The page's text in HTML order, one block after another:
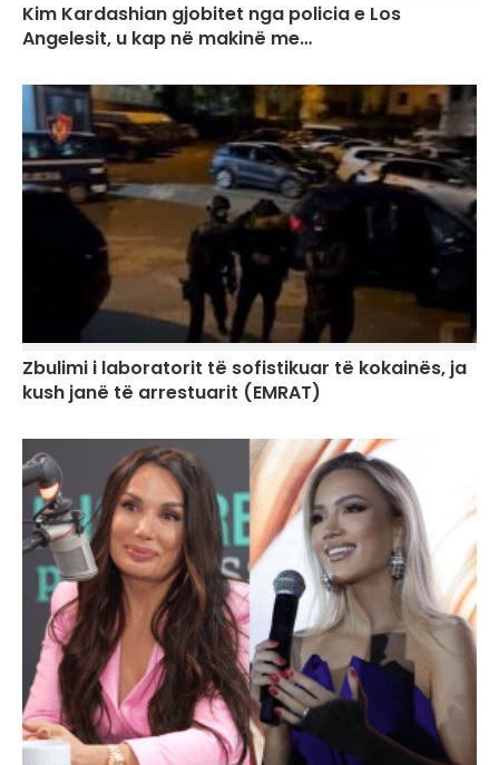
Kim Kardashian gjobitet nga policia e Los
Angelesit, u kap në makinë me…
Zbulimi i laboratorit të sofistikuar të kokainës, ja
kush janë të arrestuarit (EMRAT)